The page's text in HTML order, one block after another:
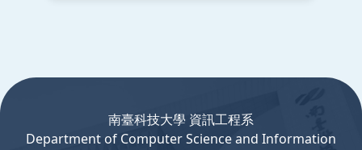
南臺科技大學 資訊工程系
Departmentof ComputerScience and Information